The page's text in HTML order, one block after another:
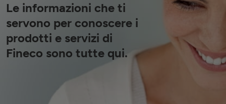
Le informazioni che ti
servono per conoscere i
prodotti e servizi di
Fineco sono tutte qui.